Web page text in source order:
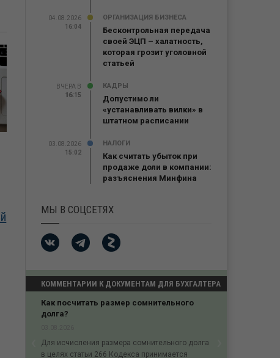
04.08.2026
16:04
ОРГАНИЗАЦИЯ БИЗНЕСА
Бесконтрольная передача
своей ЭЦП – халатность,
которая грозит уголовной
статьей
ВЧЕРА В
16:15
16:15
КАДРЫ
Допустимо ли
«устанавливать вилки» в
штатном расписании
03.08.2026
15:02
НАЛОГИ
Как считать убыток при
продаже доли в компании:
разъяснения Минфина
МЫ В СОЦСЕТЯХ
КОММЕНТАРИИ К ДОКУМЕНТАМ ДЛЯ БУХГАЛТЕРА
Как посчитать размер сомнительного
долга?
Для исчисления размера сомнительного долга
в целях статьи 266 Кодекса принимается
Previous